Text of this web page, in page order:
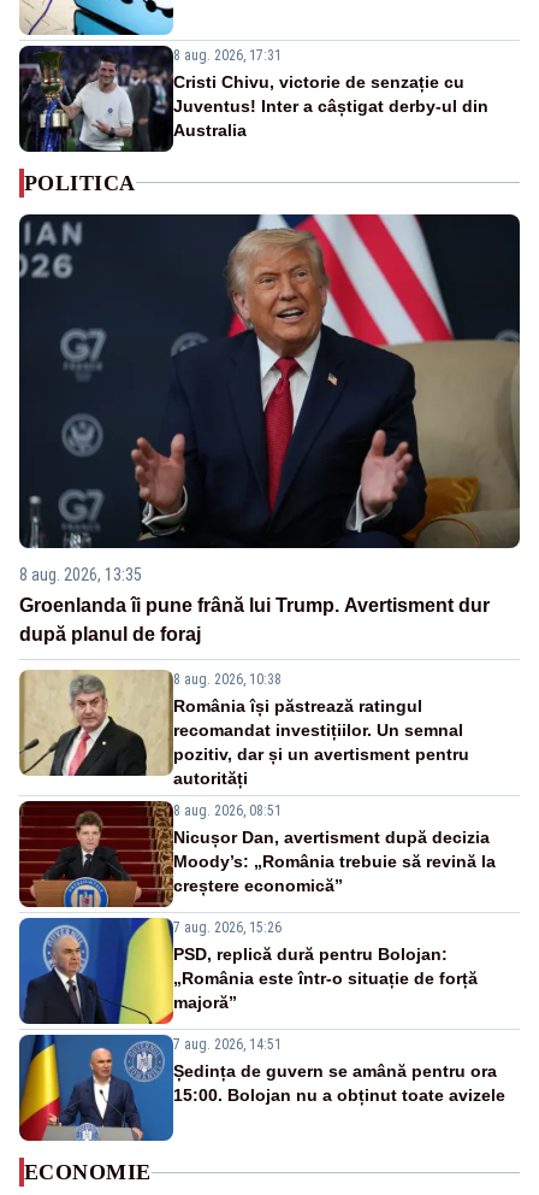
8 aug. 2026, 17:31
Cristi Chivu, victorie de senzație cu
Juventus! Inter a câștigat derby-ul din
Australia
POLITICA
8 aug. 2026, 13:35
Groenlanda îi pune frână lui Trump. Avertisment dur
după planul de foraj
8 aug. 2026, 10:38
România își păstrează ratingul
recomandat investițiilor. Un semnal
pozitiv, dar și un avertisment pentru
autorități
8 aug. 2026, 08:51
Nicușor Dan, avertisment după decizia
Moody’s: „România trebuie să revină la
creștere economică”
7 aug. 2026, 15:26
PSD, replică dură pentru Bolojan:
„România este într-o situație de forță
majoră”
7 aug. 2026, 14:51
Ședința de guvern se amână pentru ora
15:00. Bolojan nu a obținut toate avizele
ECONOMIE